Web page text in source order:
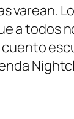
varean.
a todos